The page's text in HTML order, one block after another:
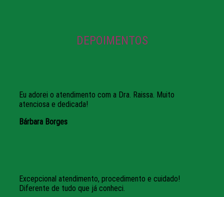
DEPOIMENTOS
Eu adorei o atendimento com a Dra. Raissa. Muito
atenciosa e dedicada!
Bárbara Borges
Excepcional atendimento, procedimento e cuidado!
Diferente de tudo que já conheci.